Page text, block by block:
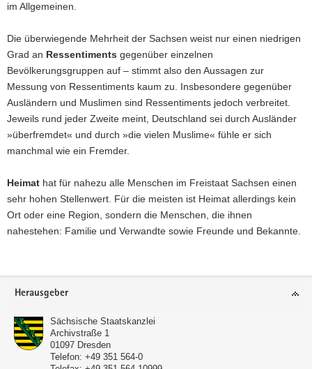
im Allgemeinen.
Die überwiegende Mehrheit der Sachsen weist nur einen niedrigen
Grad an Ressentiments gegenüber einzelnen
Bevölkerungsgruppen auf – stimmt also den Aussagen zur
Messung von Ressentiments kaum zu. Insbesondere gegenüber
Ausländern und Muslimen sind Ressentiments jedoch verbreitet.
Jeweils rund jeder Zweite meint, Deutschland sei durch Ausländer
»überfremdet« und durch »die vielen Muslime« fühle er sich
manchmal wie ein Fremder.
Heimat hat für nahezu alle Menschen im Freistaat Sachsen einen
sehr hohen Stellenwert. Für die meisten ist Heimat allerdings kein
Ort oder eine Region, sondern die Menschen, die ihnen
nahestehen: Familie und Verwandte sowie Freunde und Bekannte.
Footer-
Herausgeber
Sächsische Staatskanzlei
Archivstraße 1
01097 Dresden
Telefon: +49 351 564-0